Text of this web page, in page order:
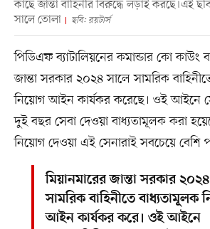
কাছে জান্তা বাহিনীর বিরুদ্ধে লড়াই করছে।এই
সালে তোলা
ছবি: রয়টার্স
পিডিএফ ব্যাটালিয়নের কমান্ডার কো কাউং
জান্তা সরকার ২০২৪ সালে সামরিক
নিয়োগ আইন কার্যকর করেছে। ওই আইনে
দুই বছর সেবা দেওয়া বাধ্যতামূলক করা
নিয়োগ দেওয়া এই সেনারাই সবচেয়ে বেশি
মিয়ানমারের জান্তা সরকার
সামরিক বাহিনীতে বাধ্যতামূলক
আইন কার্যকর করে। ওই আইনে